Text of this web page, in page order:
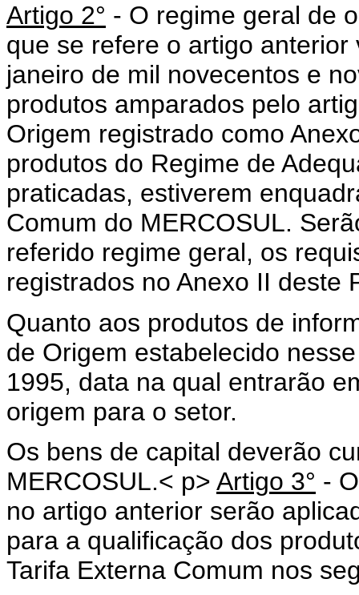
Artigo 2° - O regime geral de
que se refere o artigo
janeiro de mil novecentos e
produtos amparados pelo
Origem registrado como
produtos do Regime de
praticadas, estiverem
Comum do MERCOSUL.
referido regime geral, os
registrados no Anexo II deste
Quanto aos produtos de
de Origem estabelecido
1995, data na qual entrarão
origem para o setor.
Os bens de capital deverão
MERCOSUL.< p> Artigo 3° -
no artigo anterior serão
para a qualificação dos
Tarifa Externa Comum nos